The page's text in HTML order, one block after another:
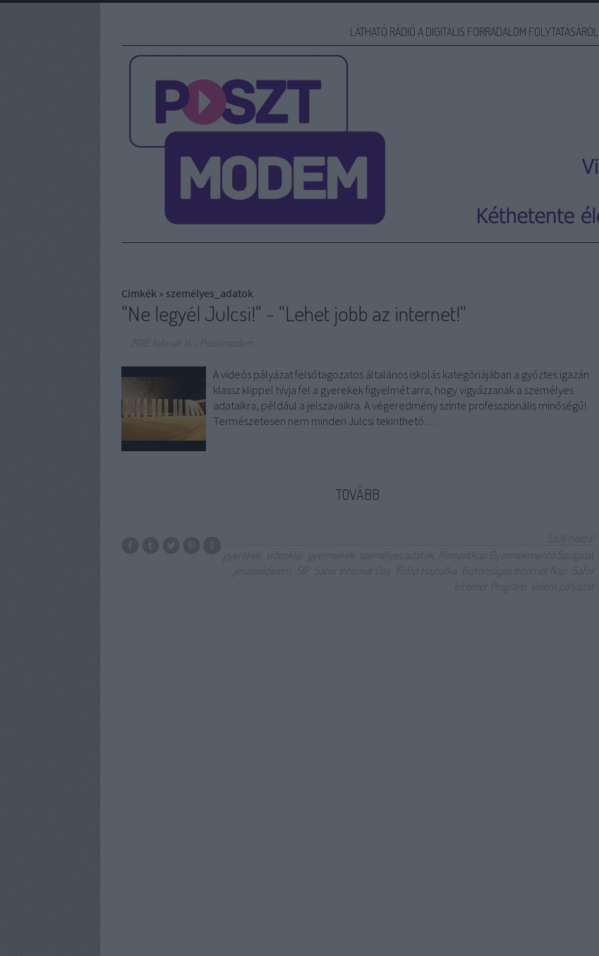
LÁTHATÓ RÁDIÓ A DIGITÁLIS FORRADALOM FOLYTATÁSÁRÓL
Címkék » személyes_adatok
"Ne legyél Julcsi!" - "Lehet jobb az internet!"
Posztmodem
A videós pályázat felsőtagozatos általános iskolás kategóriájában a győztes igazán
klassz klippel hívja fel a gyerekek figyelmét arra, hogy vigyázzanak a személyes
adataikra, például a jelszavaikra. A végeredmény szinte professzionális minőségű!
Természetesen nem minden Julcsi tekinthető…
TOVÁBB
Szólj hozzá!
gyerekek
videoklip gyermekek személyes adatok
Nemzetközi Gyermekmentő Szolgálat
jelszóvédelem
SIP Safer Internet Day Fülöp Hajnalka Biztonságos Internet Nap
Safer
Internet Program
videós pályázat